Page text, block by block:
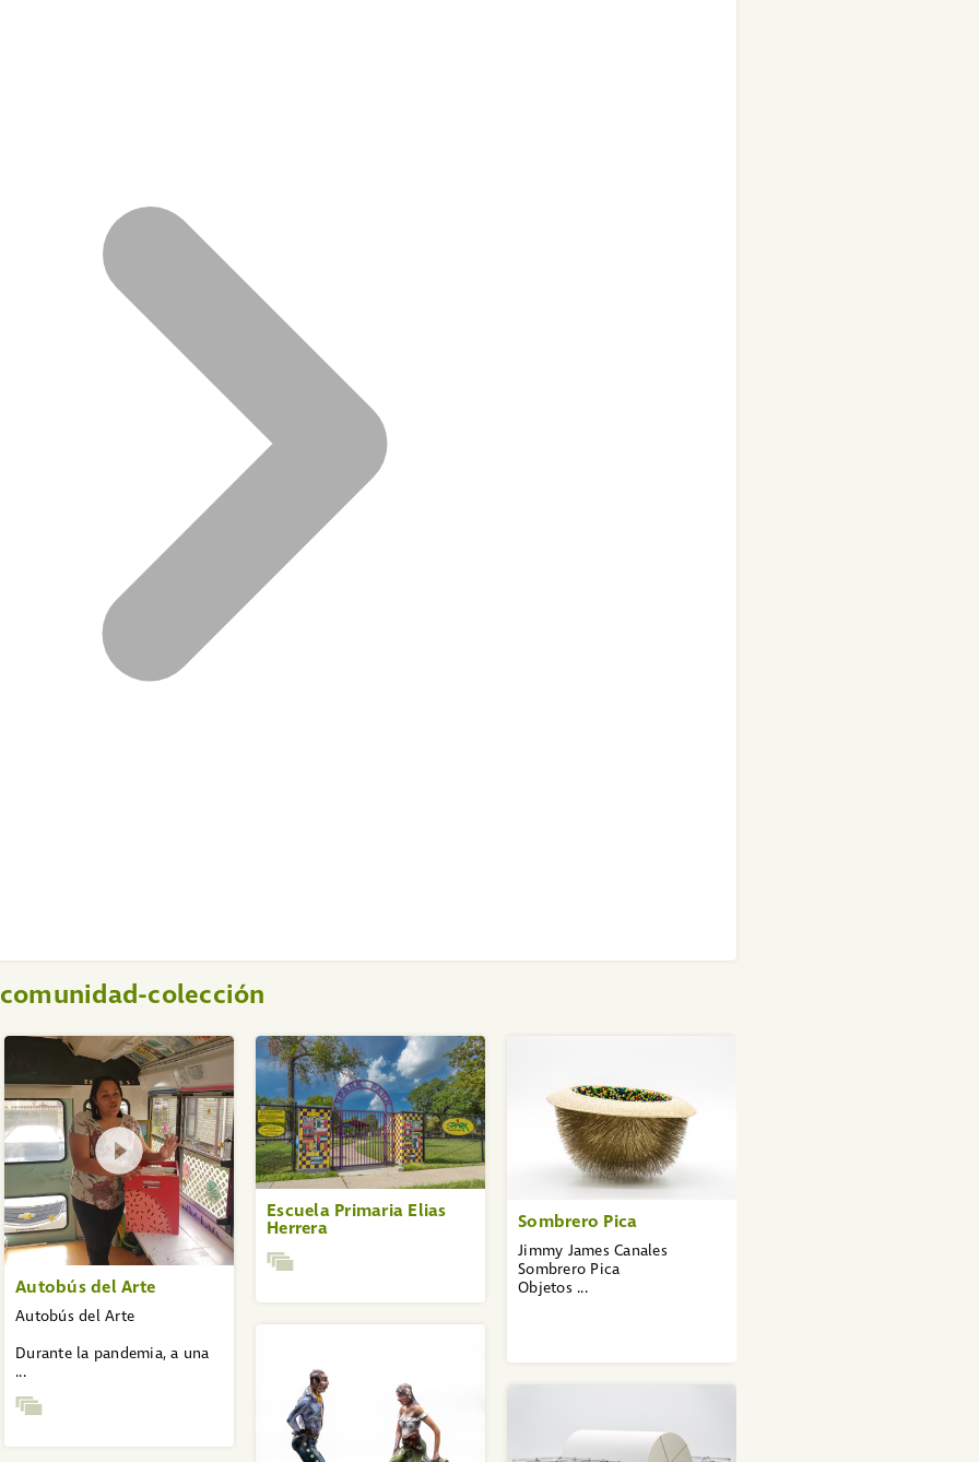
comunidad-colección
Autobús del Arte
Autobús del Arte
Durante la pandemia, a una
...
Escuela Primaria Elias
Herrera
Sombrero Pica
Jimmy James Canales
Sombrero Pica
Objetos ...